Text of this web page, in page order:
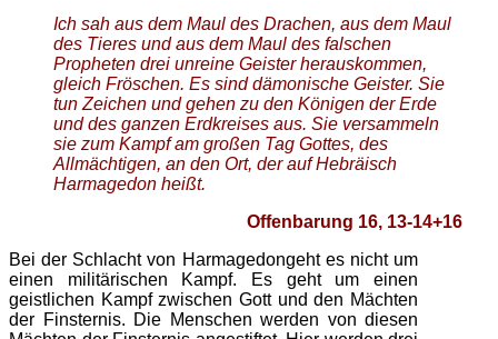
Ich sah aus dem Maul des Drachen, aus dem Maul
des Tieres und aus dem Maul des falschen
Propheten drei unreine Geister herauskommen,
gleich Fröschen. Es sind dämonische Geister. Sie
tun Zeichen und gehen zu den Königen der Erde
und des ganzen Erdkreises aus. Sie versammeln
sie zum Kampf am großen Tag Gottes, des
Allmächtigen, an den Ort, der auf Hebräisch
Harmagedon heißt.
Offenbarung 16, 13-14+16
Bei der Schlacht von Harmagedongeht es nicht um
einen militärischen Kampf. Es geht um einen
geistlichen Kampf zwischen Gott und den Mächten
der Finsternis. Die Menschen werden von diesen